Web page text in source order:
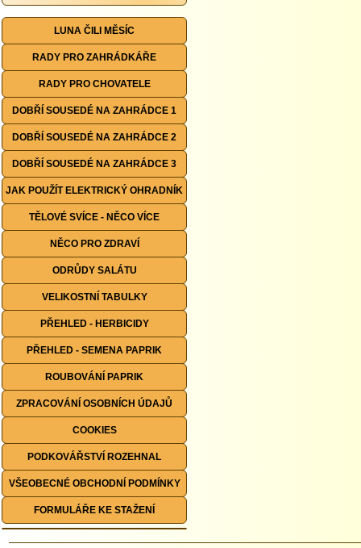
LUNA ČILI MĚSÍC
RADY PRO ZAHRÁDKÁŘE
RADY PRO CHOVATELE
DOBŘÍ SOUSEDÉ NA ZAHRÁDCE 1
DOBŘÍ SOUSEDÉ NA ZAHRÁDCE 2
DOBŘÍ SOUSEDÉ NA ZAHRÁDCE 3
JAK POUŽÍT ELEKTRICKÝ OHRADNÍK
TĚLOVÉ SVÍCE - NĚCO VÍCE
NĚCO PRO ZDRAVÍ
ODRŮDY SALÁTU
VELIKOSTNÍ TABULKY
PŘEHLED - HERBICIDY
PŘEHLED - SEMENA PAPRIK
ROUBOVÁNÍ PAPRIK
ZPRACOVÁNÍ OSOBNÍCH ÚDAJŮ
COOKIES
PODKOVÁŘSTVÍ ROZEHNAL
VŠEOBECNÉ OBCHODNÍ PODMÍNKY
FORMULÁŘE KE STAŽENÍ